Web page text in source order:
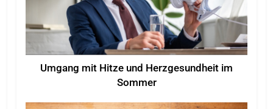
Umgang mit Hitze und Herzgesundheit im
Sommer